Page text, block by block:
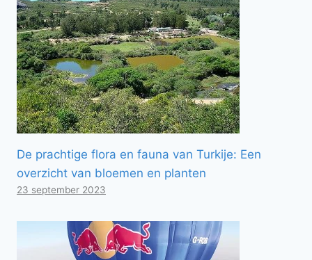
De prachtige flora en fauna van Turkije: Een
overzicht van bloemen en planten
23 september 2023